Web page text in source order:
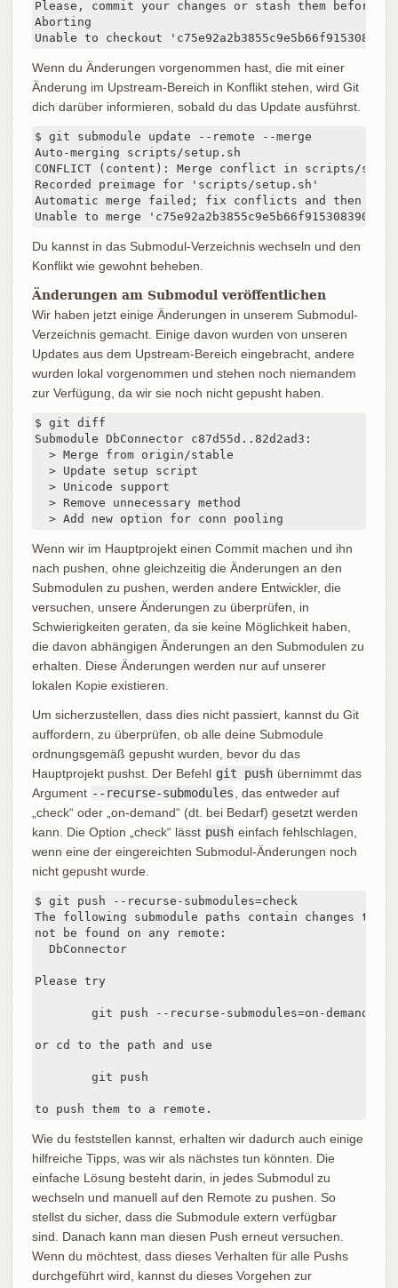
Please, commit your changes or stash them before
Aborting
Unable to checkout
Wenn du Änderungen vorgenommen hast, die mit einer
Änderung im Upstream-Bereich in Konflikt stehen, wird Git
dich darüber informieren, sobald du das Update ausführst.
$ git submodule update --remote --merge
Auto-merging scripts/setup.sh
CONFLICT (content): Merge conflict in scripts/
Recorded preimage for 'scripts/setup.sh'
Automatic merge failed; fix conflicts and then
Unable to merge
Du kannst in das Submodul-Verzeichnis wechseln und den
Konflikt wie gewohnt beheben.
Änderungen am Submodul veröffentlichen
Wir haben jetzt einige Änderungen in unserem Submodul-
Verzeichnis gemacht. Einige davon wurden von unseren
Updates aus dem Upstream-Bereich eingebracht, andere
wurden lokal vorgenommen und stehen noch niemandem
zur Verfügung, da wir sie noch nicht gepusht haben.
$ git diff
Submodule DbConnector c87d55d..82d2ad3:
  > Merge from origin/stable
  > Update setup script
  > Unicode support
  > Remove unnecessary method
  > Add new option for conn pooling
Wenn wir im Hauptprojekt einen Commit machen und ihn
nach pushen, ohne gleichzeitig die Änderungen an den
Submodulen zu pushen, werden andere Entwickler, die
versuchen, unsere Änderungen zu überprüfen, in
Schwierigkeiten geraten, da sie keine Möglichkeit haben,
die davon abhängigen Änderungen an den Submodulen zu
erhalten. Diese Änderungen werden nur auf unserer
lokalen Kopie existieren.
Um sicherzustellen, dass dies nicht passiert, kannst du Git
auffordern, zu überprüfen, ob alle deine Submodule
ordnungsgemäß gepusht wurden, bevor du das
Hauptprojekt pushst. Der Befehl git push übernimmt das
Argument --recurse-submodules
, das entweder auf
„check“ oder „on-demand“ (dt. bei Bedarf) gesetzt werden
kann. Die Option „check“ lässt push einfach fehlschlagen,
wenn eine der eingereichten Submodul-Änderungen noch
nicht gepusht wurde.
$ git push --recurse-submodules=check
The following submodule paths contain changes that
not be found on any remote:
  DbConnector
Please try
or cd to the path and use
to push them to a remote.
Wie du feststellen kannst, erhalten wir dadurch auch einige
hilfreiche Tipps, was wir als nächstes tun könnten. Die
einfache Lösung besteht darin, in jedes Submodul zu
wechseln und manuell auf den Remote zu pushen. So
stellst du sicher, dass die Submodule extern verfügbar
sind. Danach kann man diesen Push erneut versuchen.
Wenn du möchtest, dass dieses Verhalten für alle Pushs
durchgeführt wird, kannst du dieses Vorgehen zur